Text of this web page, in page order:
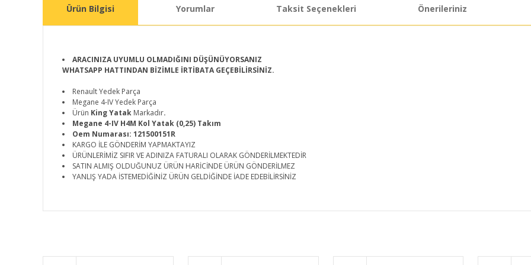
Ürün Bilgisi Yorumlar Taksit Seçenekleri Önerileriniz
ARACINIZA UYUMLU OLMADIĞINI DÜŞÜNÜYORSANIZ
WHATSAPP HATTINDAN BİZİMLE İRTİBATA GEÇEBİLİRSİNİZ.
Renault Yedek Parça
Megane 4-IV Yedek Parça
Ürün King Yatak Markadır.
Megane 4-IV H4M Kol Yatak (0,25) Takım
Oem Numarası: 121500151R
KARGO İLE GÖNDERİM YAPMAKTAYIZ
ÜRÜNLERİMİZ SIFIR VE ADINIZA FATURALI OLARAK GÖNDERİLMEKTEDİR
SATIN ALMIŞ OLDUĞUNUZ ÜRÜN HARİCİNDE ÜRÜN GÖNDERİLMEZ
YANLIŞ YADA İSTEMEDİĞİNİZ ÜRÜN GELDİĞİNDE İADE EDEBİLİRSİNİZ
Ürün resmi kalitesiz, bozuk veya görüntülenemiyor.